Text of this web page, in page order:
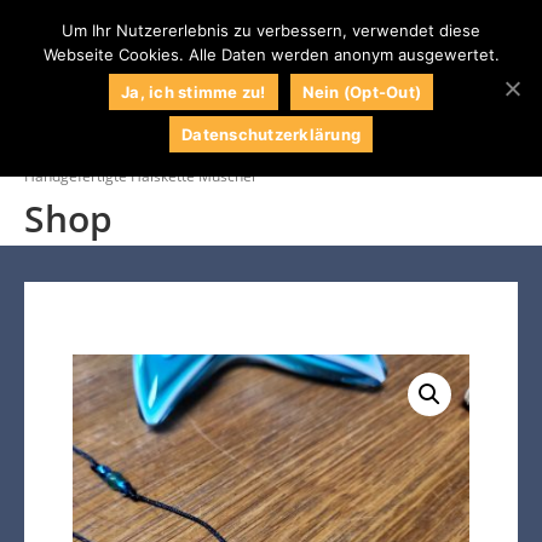
Impressum
Wunschliste
Mein Konto
Kasse
Naturstein
Centrum LPM
Naturstein Shop
0
Halsketten /
Handgefertigte Halskette Muschel
Shop
Um Ihr Nutzererlebnis zu verbessern, verwendet diese
Webseite Cookies. Alle Daten werden anonym ausgewertet.
Ja, ich stimme zu!
Nein (Opt-Out)
Datenschutzerklärung